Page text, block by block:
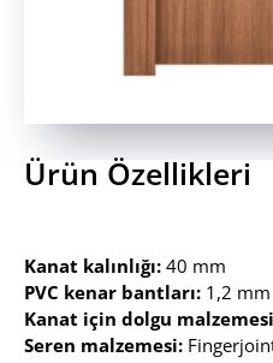
Ürün Özellikleri
Kanat kalınlığı: 40 mm
PVC kenar bantları: 1,2 mm
Kanat için dolgu
Seren malzemesi: